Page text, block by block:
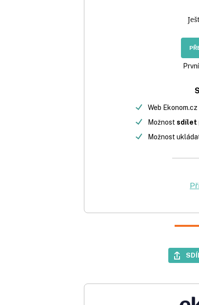
Web Ekonom.cz
Možnost sdílet
Možnost